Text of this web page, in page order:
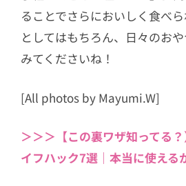
ることでさらにおいしく食べ
としてはもちろん、日々のお
みてくださいね！
[All photos by Mayumi.W]
＞＞＞【この裏ワザ知ってる
イフハック7選｜本当に使える